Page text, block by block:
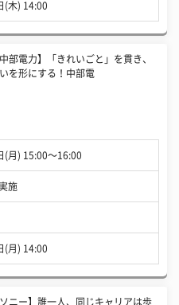
(木) 14:00
中部電力】「きれいごと」を貫き、
を形にする！中部電
(月) 15:00〜16:00
施
(月) 14:00
ソニー】誰一人、同じキャリアは歩